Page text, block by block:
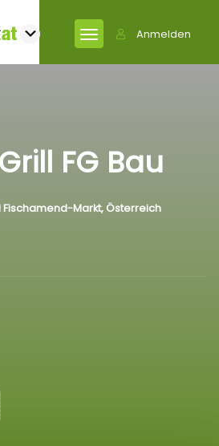
Anmelden
FG Bau
Fischamend-Markt, Österreich